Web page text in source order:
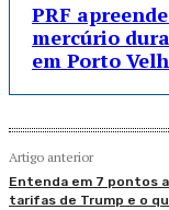
PRF
mercúrio
em Porto
Artigo anterior
Entenda em 7 pontos
tarifas de Trump e o